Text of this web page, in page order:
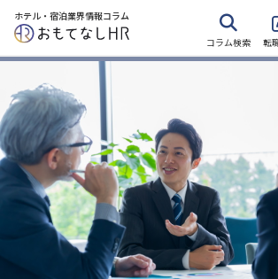
ホテル・宿泊業界情報コラム
コラム検索 転
転職サポートに申
採用をお考えの企業様